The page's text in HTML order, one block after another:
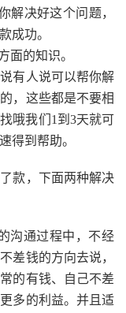
解决好这个问题，
成功。
面的知识。
有人说可以帮你解
，这些都是不要相
哦我们1到3天就可
得到帮助。
款，下面两种解决
沟通过程中，不经
差钱的方向去说，
的有钱、自己不差
多的利益。并且适